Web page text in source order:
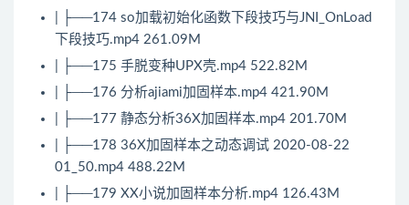
| ├──174 so加载初始化函数下段技巧与JNI_OnLoad
下段技巧.mp4 261.09M
| ├──175 手脱变种UPX壳.mp4 522.82M
| ├──176 分析ajiami加固样本.mp4 421.90M
| ├──177 静态分析36X加固样本.mp4 201.70M
| ├──178 36X加固样本之动态调试 2020-08-22
01_50.mp4 488.22M
| ├──179 XX小说加固样本分析.mp4 126.43M